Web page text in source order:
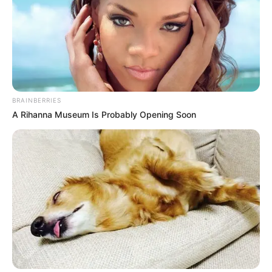
La víctima fue identificada como
José Crisanto Pacheco
Pacheco, de 52 años de edad y de profesión agricultor
quién según las autoridades, recibió un disparo
fulminante que determinó su muerte.
COMPARTIR
TEMAS RELACIONADOS
CATATUMBO OCAÑA RÍO DE ORO
MANTÉNGASE EN ALERTA
BRAINBERRIES
A Rihanna Museum Is Probably Opening Soon